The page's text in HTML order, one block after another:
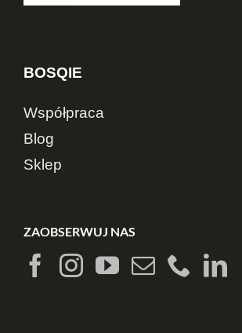
BOSQIE
Współpraca
Blog
Sklep
ZAOBSERWUJ NAS